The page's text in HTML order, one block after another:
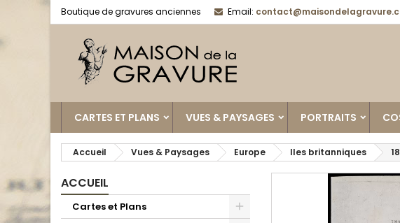
Boutique de gravures anciennes Email:
CARTES ET PLANS VUES & PAYSAGES PORTRAITS
Accueil Vues & Paysages Europe Iles britanniques
ACCUEIL
Cartes et Plans